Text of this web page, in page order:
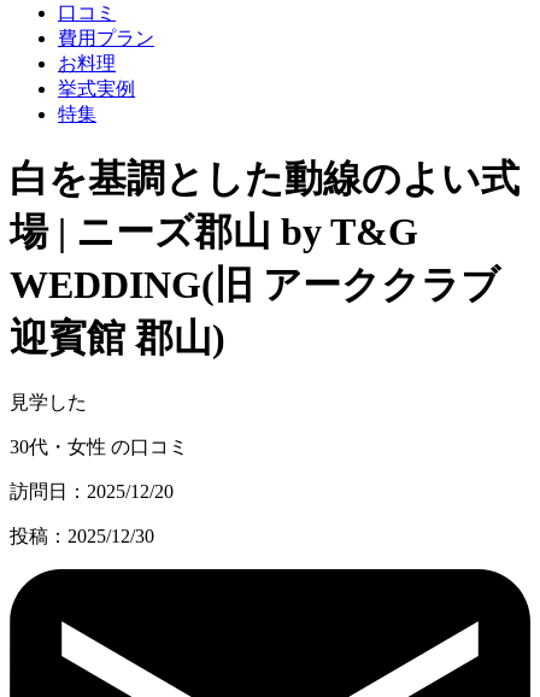
口コミ
費用プラン
お料理
挙式実例
特集
白を基調とした動線のよい式
場 | ニーズ郡山 by T&G
WEDDING(旧 アーククラブ
迎賓館 郡山)
見学した
30代・女性 の口コミ
訪問日：2025/12/20
投稿：2025/12/30